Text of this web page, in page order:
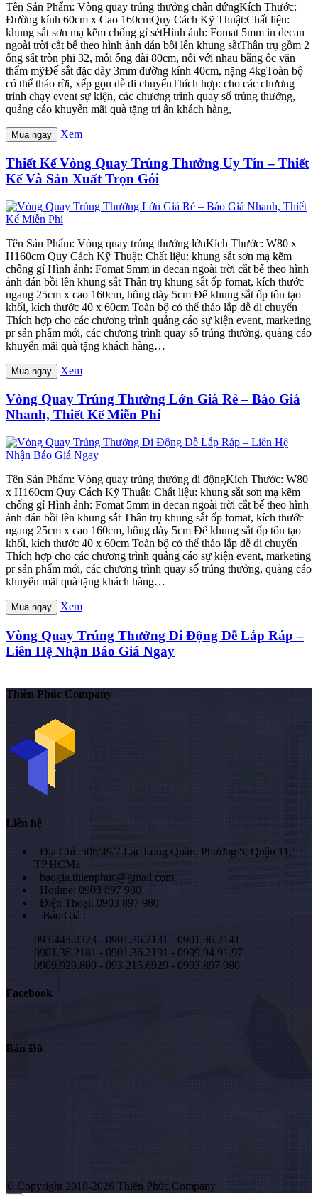
Tên Sản Phẩm: Vòng quay trúng thưởng chân đứngKích Thước:
Đường kính 60cm x Cao 160cmQuy Cách Kỹ Thuật:Chất liệu:
khung sắt sơn mạ kẽm chống gỉ sétHình ảnh: Fomat 5mm in decan
ngoài trời cắt bế theo hình ảnh dán bồi lên khung sắtThân trụ gồm 2
ống sắt tròn phi 32, mỗi ống dài 80cm, nối với nhau bằng ốc vặn
thẩm mỹĐế sắt đặc dày 3mm đường kính 40cm, nặng 4kgToàn bộ
có thể tháo rời, xếp gọn dễ di chuyểnThích hợp: cho các chương
trình chạy event sự kiện, các chương trình quay số trúng thưởng,
quảng cáo khuyến mãi quà tặng tri ân khách hàng,
Mua ngay Xem
Thiết Kế Vòng Quay Trúng Thưởng Uy Tín – Thiết
Kế Và Sản Xuất Trọn Gói
Tên Sản Phẩm: Vòng quay trúng thưởng lớnKích Thước: W80 x
H160cm Quy Cách Kỹ Thuật: Chất liệu: khung sắt sơn mạ kẽm
chống gỉ Hình ảnh: Fomat 5mm in decan ngoài trời cắt bế theo hình
ảnh dán bồi lên khung sắt Thân trụ khung sắt ốp fomat, kích thước
ngang 25cm x cao 160cm, hông dày 5cm Đế khung sắt ốp tôn tạo
khối, kích thước 40 x 60cm Toàn bộ có thể tháo lắp dễ di chuyển
Thích hợp cho các chương trình quảng cáo sự kiện event, marketing
pr sản phẩm mới, các chương trình quay số trúng thưởng, quảng cáo
khuyến mãi quà tặng khách hàng…
Mua ngay Xem
Vòng Quay Trúng Thưởng Lớn Giá Rẻ – Báo Giá
Nhanh, Thiết Kế Miễn Phí
Tên Sản Phẩm: Vòng quay trúng thưởng di độngKích Thước: W80
x H160cm Quy Cách Kỹ Thuật: Chất liệu: khung sắt sơn mạ kẽm
chống gỉ Hình ảnh: Fomat 5mm in decan ngoài trời cắt bế theo hình
ảnh dán bồi lên khung sắt Thân trụ khung sắt ốp fomat, kích thước
ngang 25cm x cao 160cm, hông dày 5cm Đế khung sắt ốp tôn tạo
khối, kích thước 40 x 60cm Toàn bộ có thể tháo lắp dễ di chuyển
Thích hợp cho các chương trình quảng cáo sự kiện event, marketing
pr sản phẩm mới, các chương trình quay số trúng thưởng, quảng cáo
khuyến mãi quà tặng khách hàng…
Mua ngay Xem
Vòng Quay Trúng Thưởng Di Động Dễ Lắp Ráp –
Liên Hệ Nhận Báo Giá Ngay
Thiên Phúc Company
Liên hệ
Địa Chỉ: 506/49/7 Lạc Long Quân, Phường 5, Quận 11,
TP.HCMz
baogia.thienphuc@gmail.com
Hotline: 0903 897 980
Điện Thoại: 0903 897 980
Báo Giá :
093.443.0323 - 0901.36.2131 - 0901.36.2141
0901.36.2181 - 0901.36.2191 - 0909.94.91.97
0909.929.809 - 093.215.6929 - 0903.897.980
Facebook
Bản Đồ
© Copyright 2018-2026 Thiên Phúc Company.